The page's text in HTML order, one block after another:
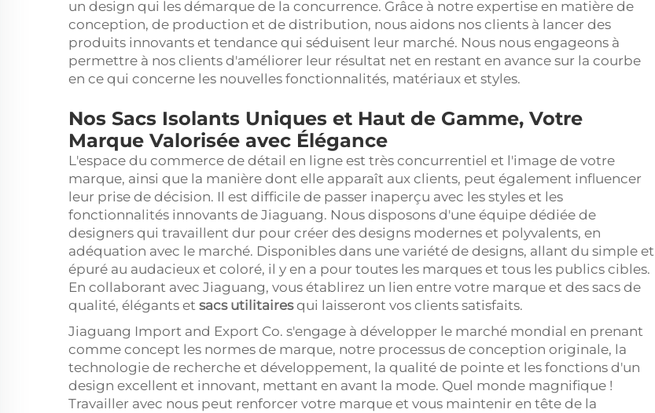
un design qui les démarque de la concurrence. Grâce à notre expertise en matière de
conception, de production et de distribution, nous aidons nos clients à lancer des
produits innovants et tendance qui séduisent leur marché. Nous nous engageons à
permettre à nos clients d'améliorer leur résultat net en restant en avance sur la courbe
en ce qui concerne les nouvelles fonctionnalités, matériaux et styles.
Nos Sacs Isolants Uniques et Haut de Gamme, Votre
Marque Valorisée avec Élégance
L'espace du commerce de détail en ligne est très concurrentiel et l'image de votre
marque, ainsi que la manière dont elle apparaît aux clients, peut également influencer
leur prise de décision. Il est difficile de passer inaperçu avec les styles et les
fonctionnalités innovants de Jiaguang. Nous disposons d'une équipe dédiée de
designers qui travaillent dur pour créer des designs modernes et polyvalents, en
adéquation avec le marché. Disponibles dans une variété de designs, allant du simple et
épuré au audacieux et coloré, il y en a pour toutes les marques et tous les publics cibles.
En collaborant avec Jiaguang, vous établirez un lien entre votre marque et des sacs de
qualité, élégants et sacs utilitairesqui laisseront vos clients satisfaits.
Jiaguang Import and Export Co. s'engage à développer le marché mondial en prenant
comme concept les normes de marque, notre processus de conception originale, la
technologie de recherche et développement, la qualité de pointe et les fonctions d'un
design excellent et innovant, mettant en avant la mode. Quel monde magnifique !
Travailler avec nous peut renforcer votre marque et vous maintenir en tête de la